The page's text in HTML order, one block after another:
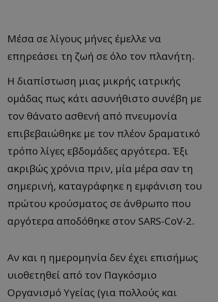
Μέσα σε λίγους μήνες έμελλε να
επηρεάσει τη ζωή σε όλο τον πλανήτη.
Η διαπίστωση μιας μικρής ιατρικής
ομάδας πως κάτι ασυνήθιστο συνέβη με
τον θάνατο ασθενή από πνευμονία
επιβεβαιώθηκε με τον πλέον δραματικό
τρόπο λίγες εβδομάδες αργότερα. Έξι
ακριβώς χρόνια πριν, μία μέρα σαν τη
σημερινή, καταγράφηκε η εμφάνιση του
πρώτου κρούσματος σε άνθρωπο που
αργότερα αποδόθηκε στον SARS-CoV-2.
Αν και η ημερομηνία δεν έχει επισήμως
υιοθετηθεί από τον Παγκόσμιο
Οργανισμό Υγείας (για πολλούς και